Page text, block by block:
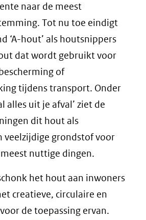
naar de meest
Tot nu toe eindigt
‘A-hout’ als houtsnippers
dat wordt gebruikt voor
of
tijdens transport. Onder
alles uit je afval’ ziet de
dit hout als
veelzijdige grondstof voor
nuttige dingen.
het hout aan inwoners
creatieve, circulaire en
de toepassing ervan.